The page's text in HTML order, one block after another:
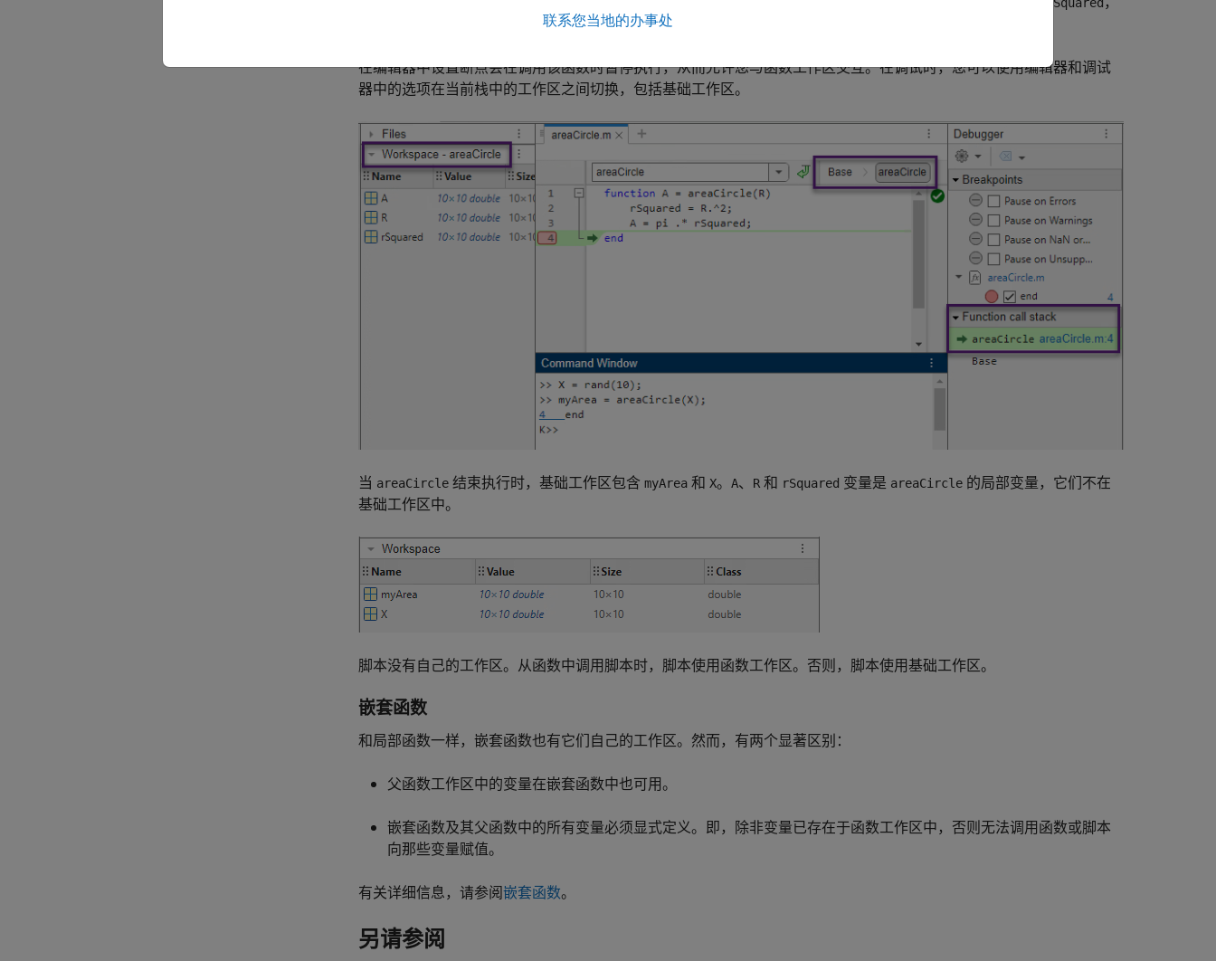
在编辑器中设置断点会在调用该函数时暂停执行，从而允许您与函数工作区交互。在调试时，您可以使用编辑器和调试
器中的选项在当前栈中的工作区之间切换，包括基础工作区。
当 areaCircle 结束执行时，基础工作区包含 myArea 和 X。 A、 R 和 rSquared 变量是 areaCircle 的局部变量，它们不在
基础工作区中。
脚本没有自己的工作区。从函数中调用脚本时，脚本使用函数工作区。否则，脚本使用基础工作区。
嵌套函数
和局部函数一样，嵌套函数也有它们自己的工作区。然而，有两个显著区别：
父函数工作区中的变量在嵌套函数中也可用。
嵌套函数及其父函数中的所有变量必须显式定义。即，除非变量已存在于函数工作区中，否则无法调用函数或脚本
向那些变量赋值。
有关详细信息，请参阅嵌套函数。
另请参阅
联系您当地的办事处